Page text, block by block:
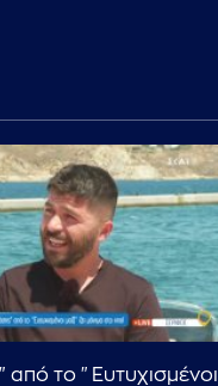
το "Ευτυχισμένοι